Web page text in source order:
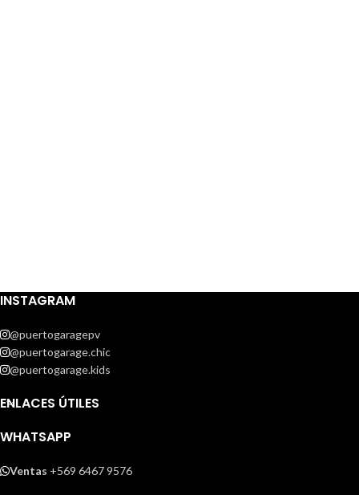
INSTAGRAM
@puertogaragepv
@puertogarage.chic
@puertogarage.kids
ENLACES ÚTILES
WHATSAPP
Ventas +569 6467 9576